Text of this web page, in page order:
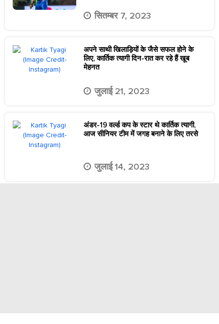
सितम्बर 7, 2023
अपने साथी खिलाड़ियों के जैसे सफल होने के
लिए, कार्तिक त्यागी दिन-रात कर रहे हैं खूब
मेहनत
जुलाई 21, 2023
अंडर-19 वर्ल्ड कप के स्टार थे कार्तिक त्यागी,
आज सीनियर टीम में जगह बनाने के लिए तरसे
जुलाई 14, 2023